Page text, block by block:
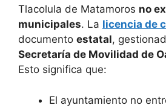
Tlacolula de Matamoros no
municipales. La licencia de
documento estatal,
Secretaría de Movilidad de
Esto significa que:
El ayuntamiento no